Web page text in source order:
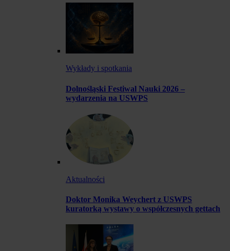
Wykłady i spotkania
Dolnośląski Festiwal Nauki 2026 –
wydarzenia na USWPS
Aktualności
Doktor Monika Weychert z USWPS
kuratorką wystawy o współczesnych gettach